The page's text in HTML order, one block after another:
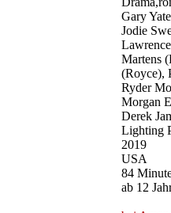
Gary
Jodie
Martens
(Royce),
Ryder
Morgan
Derek
Lighting
2019
USA
84
ab 12